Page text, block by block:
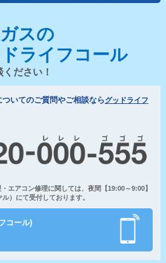
スの
ライフコール
ださい！
いてのご質問やご相談ならグッドライフ
エアコン修理に関しては、夜間【19:00～9:00】
）にて受付しております。
コール)